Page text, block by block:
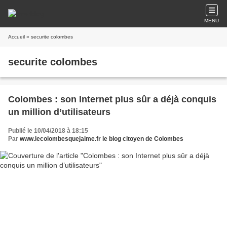
MENU
Accueil » securite colombes
securite colombes
Colombes : son Internet plus sûr a déjà conquis
un million d’utilisateurs
Publié le 10/04/2018 à 18:15
Par www.lecolombesquejaime.fr le blog citoyen de Colombes